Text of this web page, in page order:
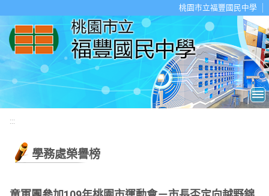
桃園市立福豐國民中學
:::
學務處榮譽榜